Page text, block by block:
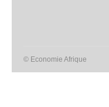
© Economie Afrique